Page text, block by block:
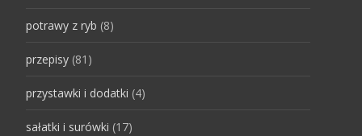
potrawy z ryb (8)
przepisy (81)
przystawki i dodatki (4)
sałatki i surówki (17)